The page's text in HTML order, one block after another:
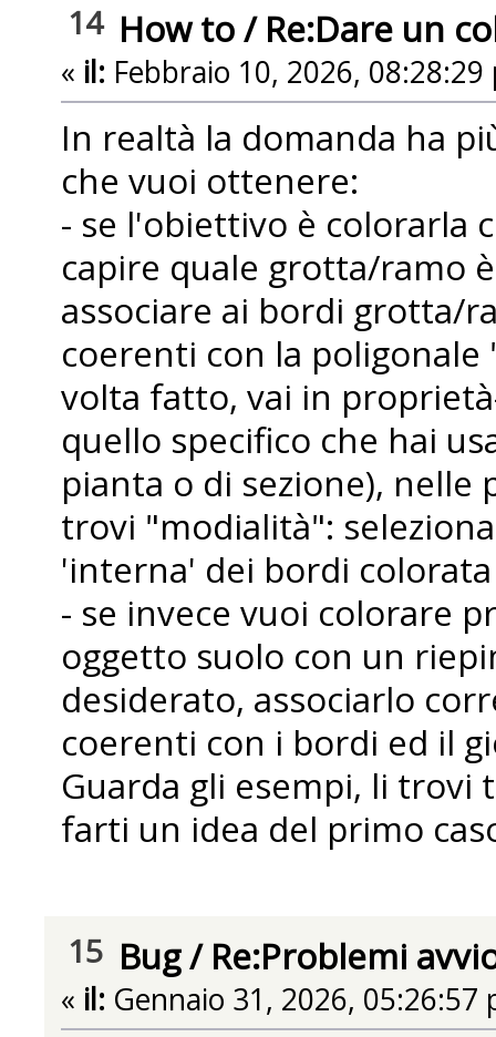
14 How to/ Re:Dare un
« il: Febbraio 10, 2026, 08:28:29
In realtà la domanda ha
che vuoi ottenere:
- se l'obiettivo è colorarla
capire quale grotta/ramo
associare ai bordi grotta/
coerenti con la
volta fatto, vai in
quello specifico che hai
pianta o di sezione),
trovi "modialità":
'interna' dei bordi
- se invece vuoi colorare
oggetto suolo con un
desiderato, associarlo
coerenti con i bordi ed il
Guarda gli esempi, li
farti un idea del primo
15 Bug/ Re:Problemi
« il: Gennaio 31, 2026, 05:26:57